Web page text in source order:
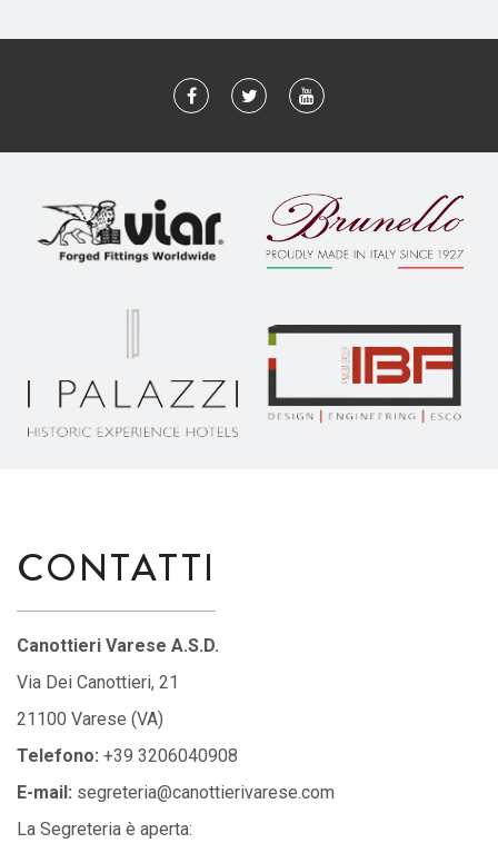
CONTATTI
Canottieri Varese A.S.D.
Via Dei Canottieri, 21
21100 Varese (VA)
Telefono: +39 3206040908
E-mail: segreteria@canottierivarese.com
La Segreteria è aperta: